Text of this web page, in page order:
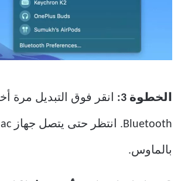
الخطوة 3: انقر فوق التبديل مرة
بالماوس.